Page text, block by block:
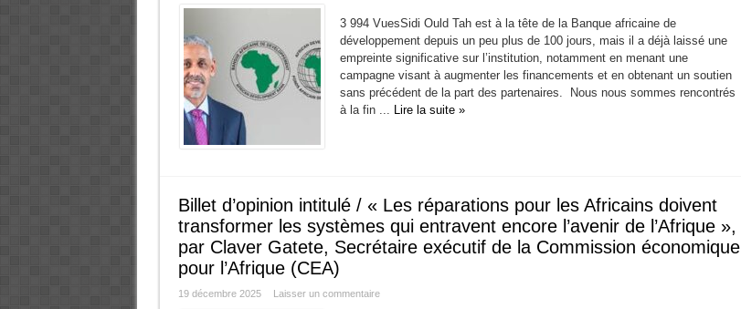
3 994 VuesSidi Ould Tah est à la tête de la Banque africaine de
développement depuis un peu plus de 100 jours, mais il a déjà laissé une
empreinte significative sur l’institution, notamment en menant une
campagne visant à augmenter les financements et en obtenant un soutien
sans précédent de la part des partenaires. Nous nous sommes rencontrés
à la fin ... Lire la suite »
Billet d’opinion intitulé / « Les réparations pour les Africains doivent
transformer les systèmes qui entravent encore l’avenir de l’Afrique »,
par Claver Gatete, Secrétaire exécutif de la Commission économique
pour l’Afrique (CEA)
19 décembre 2025 Laisser un commentaire